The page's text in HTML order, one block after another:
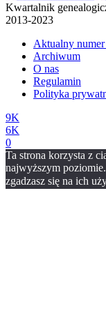
Kwartalnik
2013-2023
Aktualny numer
Archiwum
O nas
Regulamin
Polityka
9K
6K
0
Ta strona korzysta z
najwyższym
zgadzasz się na ich